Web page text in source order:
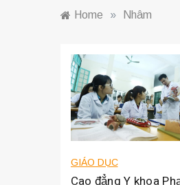
Home » Nhâm
GIÁO DỤC
Cao đẳng Y khoa